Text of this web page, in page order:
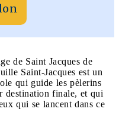
de Saint Jacques de
Saint-Jacques est un
qui guide les pèlerins
destination finale, et qui
qui se lancent dans ce